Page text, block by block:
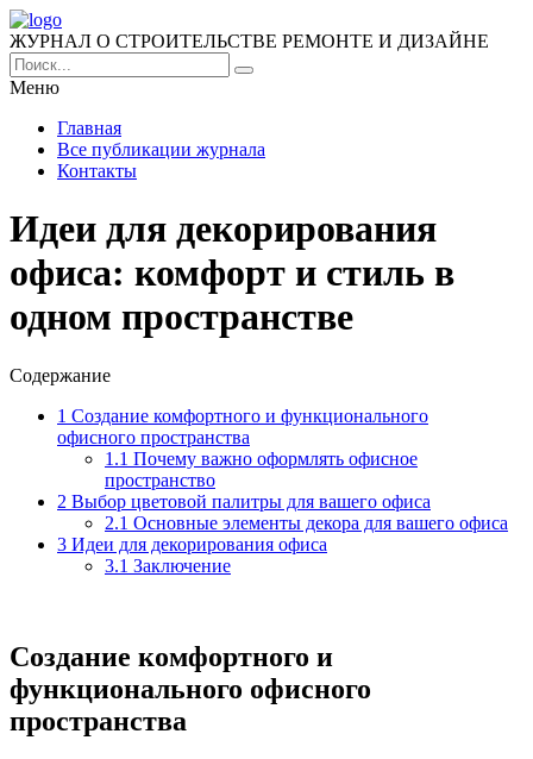
ЖУРНАЛ О СТРОИТЕЛЬСТВЕ РЕМОНТЕ И ДИЗАЙНЕ
Меню
Главная
Все публикации журнала
Контакты
Идеи для декорирования
офиса: комфорт и стиль в
одном пространстве
Содержание
1 Создание комфортного и функционального
офисного пространства
1.1 Почему важно оформлять офисное
пространство
2 Выбор цветовой палитры для вашего офиса
2.1 Основные элементы декора для вашего офиса
3 Идеи для декорирования офиса
3.1 Заключение
Создание комфортного и
функционального офисного
пространства